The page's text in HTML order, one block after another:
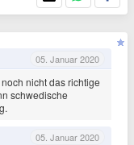
05. Januar 2020
nicht das richtige
schwedische
05. Januar 2020